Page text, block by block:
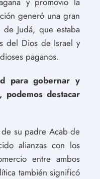
generó una gran
Judá, que estaba
del Dios de Israel y
paganos.
para gobernar y
destacar
su padre Acab de
alianzas con los
entre ambos
también significó